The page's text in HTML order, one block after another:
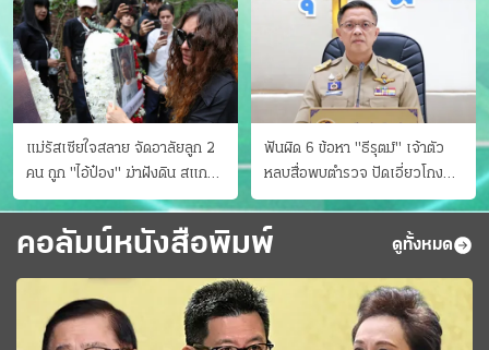
แม่รัสเซียใจสลาย จัดอาลัยลูก 2
คน ถูก "ไอ้ป๋อง" ฆ่าฝังดิน สแกน
ไม่มีศพเพิ่ม
ฟันผิด 6 ข้อหา "ธีรุตม์" เจ้าตัว
หลบสื่อพบตำรวจ ปัดเอี่ยวโกง
สอบท้องถิ่น จ่อบี้รํ่ารวยมากปกติ
คอลัมน์หนังสือพิมพ์ ดูทั้งหมด